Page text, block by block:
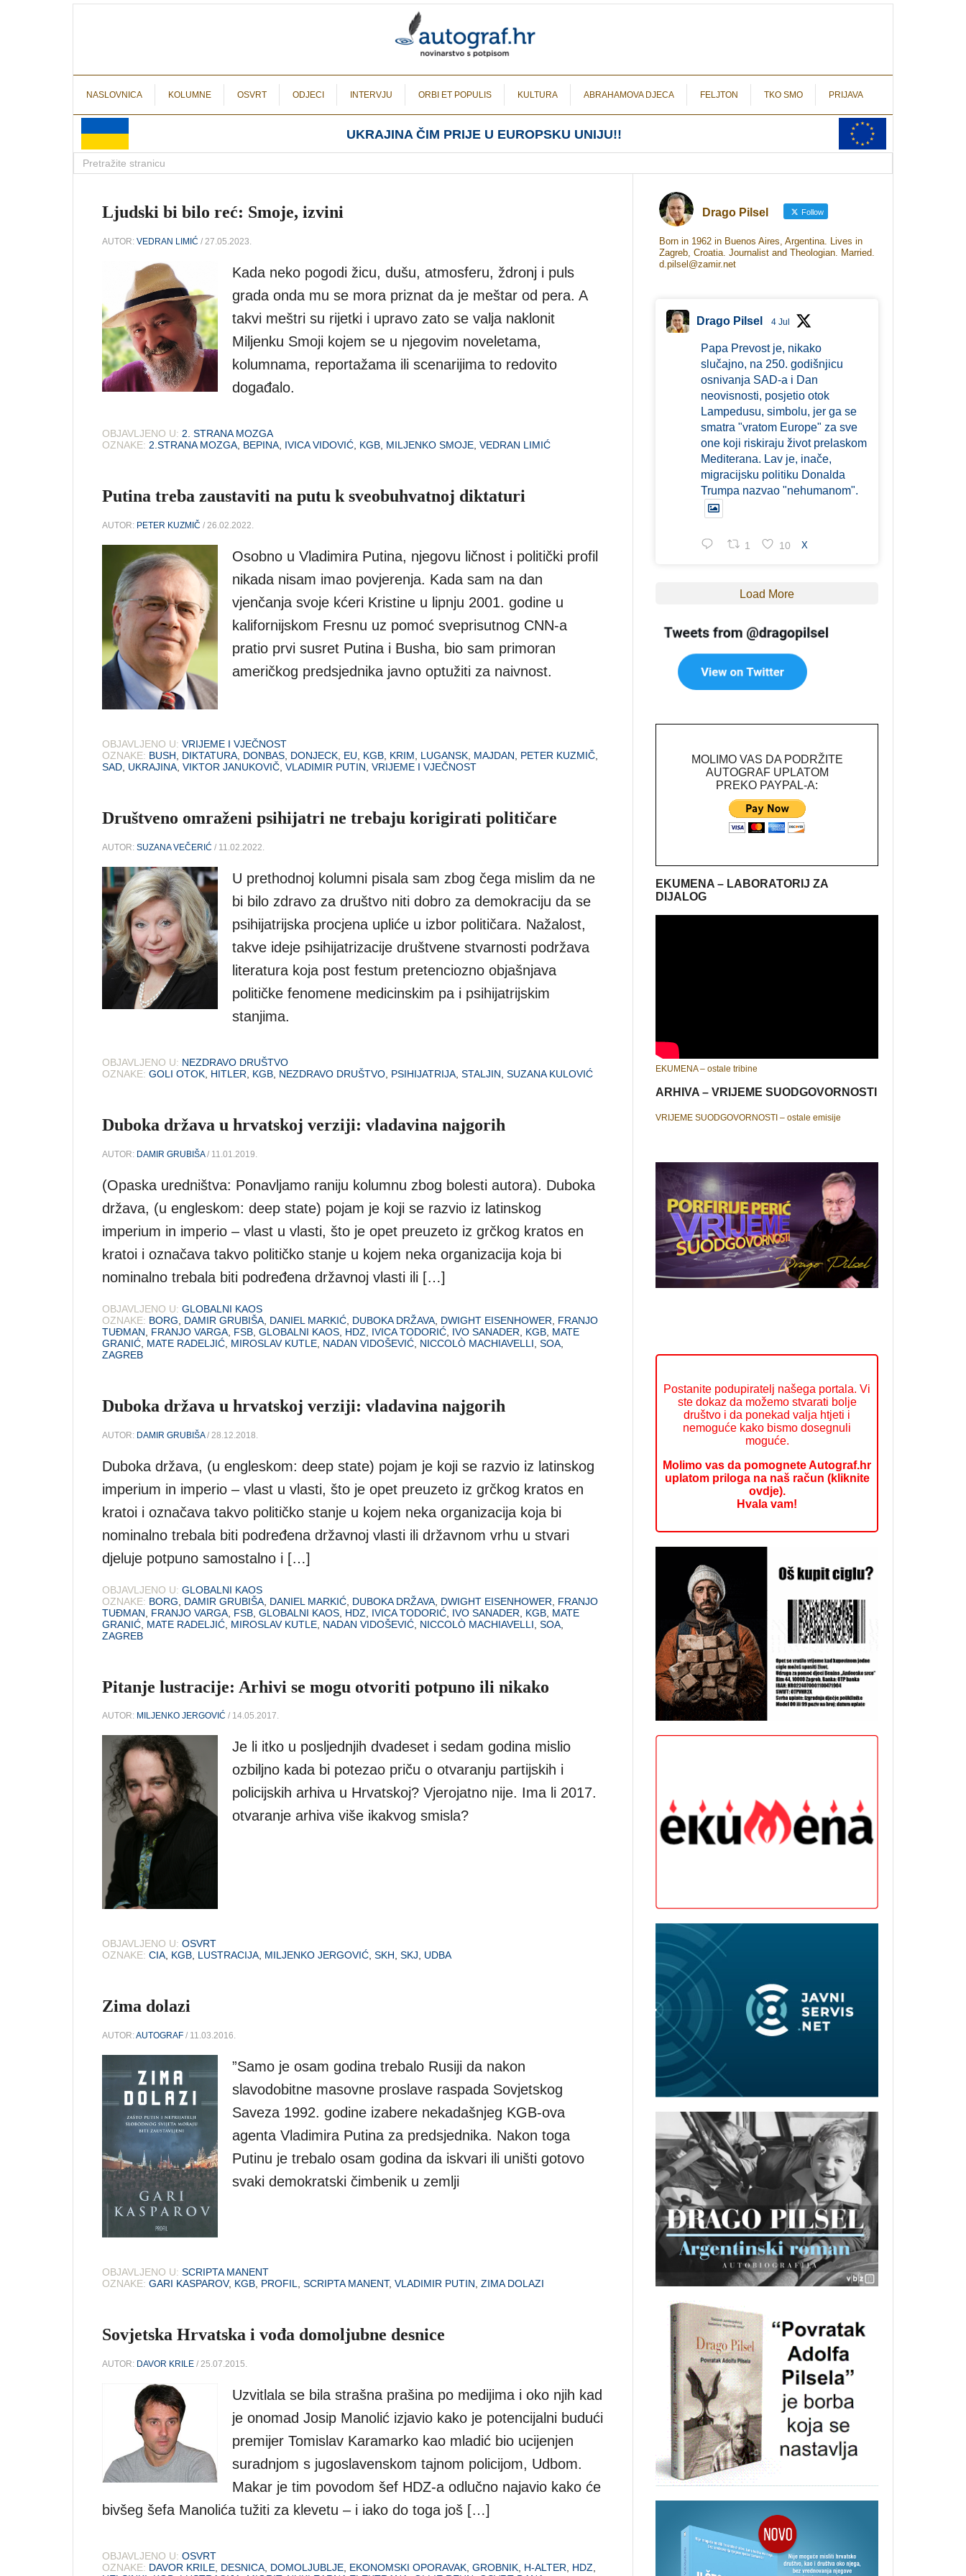
NASLOVNICA KOLUMNE OSVRT ODJECI INTERVJU ORBI ET POPULIS KULTURA ABRAHAMOVA DJECA FELJTON TKO SMO PRIJAVA
UKRAJINA ČIM PRIJE U EUROPSKU UNIJU!!
Ljudski bi bilo reć: Smoje, izvini
AUTOR: VEDRAN LIMIĆ / 27.05.2023.
Kada neko pogodi žicu, dušu, atmosferu, ždronj i puls
grada onda mu se mora priznat da je meštar od pera. A
takvi meštri su rijetki i upravo zato se valja naklonit
Miljenku Smoji kojem se u njegovim noveletama,
kolumnama, reportažama ili scenarijima to redovito
događalo.
OBJAVLJENO U: 2. STRANA MOZGA
OZNAKE: 2.STRANA MOZGA BEPINA IVICA VIDOVIĆ KGB MILJENKO SMOJE VEDRAN LIMIĆ
Putina treba zaustaviti na putu k sveobuhvatnoj diktaturi
AUTOR: PETER KUZMIČ / 26.02.2022.
Osobno u Vladimira Putina, njegovu ličnost i politički profil
nikada nisam imao povjerenja. Kada sam na dan
vjenčanja svoje kćeri Kristine u lipnju 2001. godine u
kalifornijskom Fresnu uz pomoć sveprisutnog CNN-a
pratio prvi susret Putina i Busha, bio sam primoran
američkog predsjednika javno optužiti za naivnost.
OBJAVLJENO U: VRIJEME I VJEČNOST
OZNAKE: BUSH DIKTATURA DONBAS DONJECK EU KGB KRIM LUGANSK MAJDAN PETER KUZMIČ
SAD UKRAJINA VIKTOR JANUKOVIČ VLADIMIR PUTIN VRIJEME I VJEČNOST
Društveno omraženi psihijatri ne trebaju korigirati političare
AUTOR: SUZANA VEČERIĆ / 11.02.2022.
U prethodnoj kolumni pisala sam zbog čega mislim da ne
bi bilo zdravo za društvo niti dobro za demokraciju da se
psihijatrijska procjena upliće u izbor političara. Nažalost,
takve ideje psihijatrizacije društvene stvarnosti podržava
literatura koja post festum pretenciozno objašnjava
političke fenomene medicinskim pa i psihijatrijskim
stanjima.
OBJAVLJENO U: NEZDRAVO DRUŠTVO
OZNAKE: GOLI OTOK HITLER KGB NEZDRAVO DRUŠTVO PSIHIJATRIJA STALJIN SUZANA KULOVIĆ
Duboka država u hrvatskoj verziji: vladavina najgorih
AUTOR: DAMIR GRUBIŠA/ 11.01.2019.
(Opaska uredništva: Ponavljamo raniju kolumnu zbog bolesti autora). Duboka
država, (u engleskom: deep state) pojam je koji se razvio iz latinskog
imperium in imperio – vlast u vlasti, što je opet preuzeto iz grčkog kratos en
kratoi i označava takvo političko stanje u kojem neka organizacija koja bi
nominalno trebala biti podređena državnoj vlasti ili […]
OBJAVLJENO U: GLOBALNI KAOS
OZNAKE: BORG DAMIR GRUBIŠA DANIEL MARKIĆ DUBOKA DRŽAVA DWIGHT EISENHOWER
FRANJO
TUĐMAN
FRANJO VARGA FSB GLOBALNI KAOS HDZ IVICA TODORIĆ IVO SANADER KGB MATE
GRANIĆ MATE RADELJIĆ MIROSLAV KUTLE NADAN VIDOŠEVIĆ NICCOLÒ MACHIAVELLI SOA
ZAGREB
Duboka država u hrvatskoj verziji: vladavina najgorih
AUTOR: DAMIR GRUBIŠA/ 28.12.2018.
Duboka država, (u engleskom: deep state) pojam je koji se razvio iz latinskog
imperium in imperio – vlast u vlasti, što je opet preuzeto iz grčkog kratos en
kratoi i označava takvo političko stanje u kojem neka organizacija koja bi
nominalno trebala biti podređena državnoj vlasti ili državnom vrhu u stvari
djeluje potpuno samostalno i […]
OBJAVLJENO U: GLOBALNI KAOS
OZNAKE: BORG DAMIR GRUBIŠA DANIEL MARKIĆ DUBOKA DRŽAVA DWIGHT EISENHOWER
FRANJO
TUĐMAN
FRANJO VARGA FSB GLOBALNI KAOS HDZ IVICA TODORIĆ IVO SANADER KGB MATE
GRANIĆ MATE RADELJIĆ MIROSLAV KUTLE NADAN VIDOŠEVIĆ NICCOLÒ MACHIAVELLI SOA
ZAGREB
Pitanje lustracije: Arhivi se mogu otvoriti potpuno ili nikako
AUTOR: MILJENKO JERGOVIĆ / 14.05.2017.
Je li itko u posljednjih dvadeset i sedam godina mislio
ozbiljno kada bi potezao priču o otvaranju partijskih i
policijskih arhiva u Hrvatskoj? Vjerojatno nije. Ima li 2017.
otvaranje arhiva više ikakvog smisla?
OBJAVLJENO U: OSVRT
OZNAKE: CIA KGB LUSTRACIJA MILJENKO JERGOVIĆ SKH SKJ UDBA
Zima dolazi
AUTOR:AUTOGRAF / 11.03.2016.
”Samo je osam godina trebalo Rusiji da nakon
slavodobitne masovne proslave raspada Sovjetskog
Saveza 1992. godine izabere nekadašnjeg KGB-ova
agenta Vladimira Putina za predsjednika. Nakon toga
Putinu je trebalo osam godina da iskvari ili uništi gotovo
svaki demokratski čimbenik u zemlji
OBJAVLJENO U: SCRIPTA MANENT
OZNAKE: GARI KASPAROV, KGB PROFIL SCRIPTA MANENT, VLADIMIR PUTIN ZIMA DOLAZI
Sovjetska Hrvatska i vođa domoljubne desnice
AUTOR: DAVOR KRILE / 25.07.2015.
Uzvitlala se bila strašna prašina po medijima i oko njih kad
je onomad Josip Manolić izjavio kako je potencijalni budući
premijer Tomislav Karamarko kao mladić bio ucijenjen
suradnjom s jugoslavenskom tajnom policijom, Udbom.
Makar je tim povodom šef HDZ-a odlučno najavio kako će
bivšeg šefa Manolića tužiti za klevetu – i iako do toga još […]
OBJAVLJENO U: OSVRT
OZNAKE: DAVOR KRILE DESNICA DOMOLJUBLJE EKONOMSKI OPORAVAK GROBNIK H-ALTER HDZ
Drago Pilsel Follow
Born in 1962 in Buenos Aires, Argentina. Lives in
Zagreb, Croatia. Journalist and Theologian. Married.
d.pilsel@zamir.net
Drago Pilsel 4 Jul
Papa Prevost je, nikako
slučajno, na 250. godišnjicu
osnivanja SAD-a i Dan
neovisnosti, posjetio otok
Lampedusu, simbolu, jer ga se
smatra "vratom Europe" za sve
one koji riskiraju život prelaskom
Mediterana. Lav je, inače,
migracijsku politiku Donalda
Trumpa nazvao "nehumanom".
1 10 X
Load More
MOLIMO VAS DA PODRŽITE
AUTOGRAF UPLATOM
PREKO PAYPAL-A:
EKUMENA – LABORATORIJ ZA
DIJALOG
EKUMENA – ostale tribine
ARHIVA – VRIJEME SUODGOVORNOSTI
VRIJEME SUODGOVORNOSTI – ostale emisije
Postanite podupiratelj našega portala. Vi
ste dokaz da možemo stvarati bolje
društvo i da ponekad valja htjeti i
nemoguće kako bismo dosegnuli
moguće.
Molimo vas da pomognete Autograf.hr
uplatom priloga na naš račun (kliknite
ovdje).
Hvala vam!